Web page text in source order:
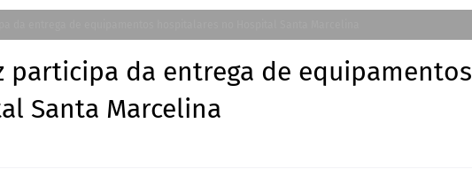
participa da entrega de equipamentos
Santa Marcelina